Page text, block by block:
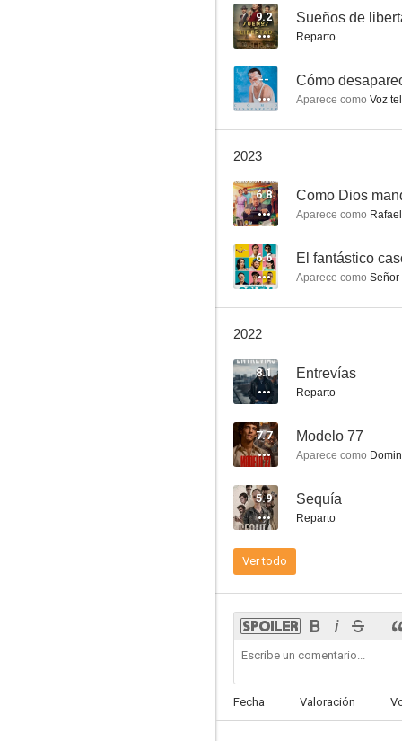
El bola
Médico de familia
6.8
Como Dios manda
9.0
9.2 Sueños de
Reparto
-- Cómo
Aparece como Voz
2023
6.8 Como Dios
Aparece como Rafael
6.6 El fantástico
Aparece como Señor
2022
8.1 Entrevías
Reparto
7.7 Modelo 77
Aparece como
5.9 Sequía
Reparto
Ver todo
Fecha Valoración